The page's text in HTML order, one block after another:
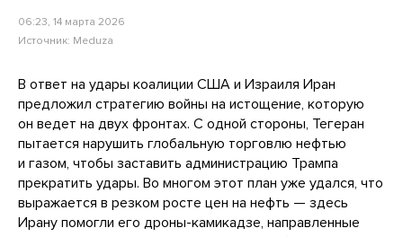
06:23, 14 марта 2026
Источник: Meduza
В ответ на удары коалиции США и Израиля Иран
предложил стратегию войны на истощение, которую
он ведет на двух фронтах. С одной стороны, Тегеран
пытается нарушить глобальную торговлю нефтью
и газом, чтобы заставить администрацию Трампа
прекратить удары. Во многом этот план уже удался, что
выражается в резком росте цен на нефть — здесь
Ирану помогли его дроны-камикадзе, направленные